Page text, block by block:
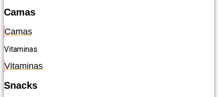
Camas
Camas
Vitaminas
Vitaminas
Snacks